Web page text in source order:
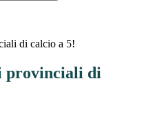
di calcio a 5!
provinciali di